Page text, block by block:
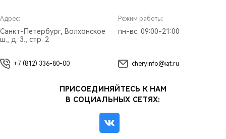
Адрес:
Санкт-Петербург, Волхонское
ш., д. 3., стр. 2
Режим работы:
пн-вс: 09:00-21:00
+7 (812) 336-80-00 cheryinfo@iat.ru
ПРИСОЕДИНЯЙТЕСЬ К НАМ
В СОЦИАЛЬНЫХ СЕТЯХ: